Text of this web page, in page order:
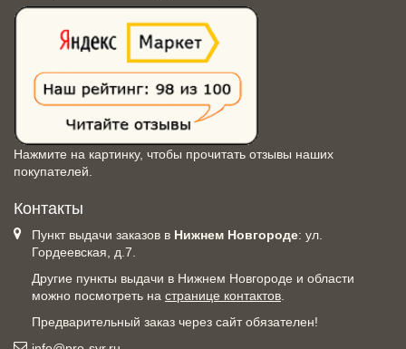
Нажмите на картинку, чтобы прочитать отзывы наших
покупателей.
Контакты
Пункт выдачи заказов в Нижнем Новгороде: ул.
Гордеевская, д.7.
Другие пункты выдачи в Нижнем Новгороде и области
можно посмотреть на странице контактов
Предварительный заказ через сайт обязателен!